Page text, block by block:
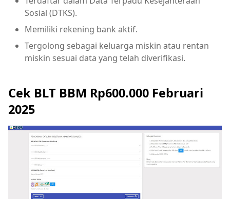
Sosial (DTKS).
Memiliki rekening bank aktif.
Tergolong sebagai keluarga miskin atau rentan
miskin sesuai data yang telah diverifikasi.
Cek BLT BBM Rp600.000 Februari
2025